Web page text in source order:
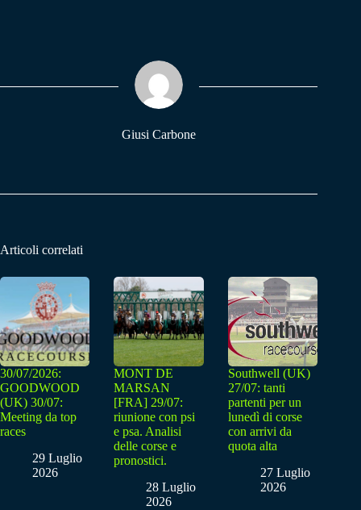
pp m
Giusi Carbone
Articoli correlati
30/07/2026:
GOODWOOD
(UK) 30/07:
Meeting da top
races
29 Luglio
2026
MONT DE
MARSAN
[FRA] 29/07:
riunione con psi
e psa. Analisi
delle corse e
pronostici.
28 Luglio
2026
Southwell (UK)
27/07: tanti
partenti per un
lunedì di corse
con arrivi da
quota alta
27 Luglio
2026